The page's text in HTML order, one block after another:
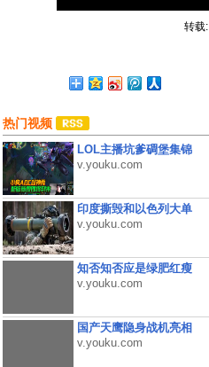
转载:
热门视频
LOL主播坑爹碉堡集锦
v.youku.com
印度撕毁和以色列大单
v.youku.com
知否知否应是绿肥红瘦
v.youku.com
国产天鹰隐身战机亮相
v.youku.com